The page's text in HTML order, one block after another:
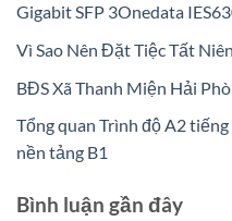
Gigabit SFP 3Onedata
Vì Sao Nên Đặt Tiệc Tất
BĐS Xã Thanh Miện Hải
Tổng quan Trình độ A2
nền tảng B1
Bình luận gần đây